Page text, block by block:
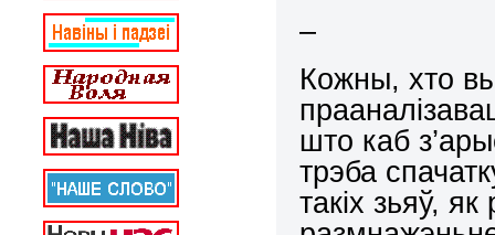
–
Кожны, хто
што каб
трэба
такіх зьяў,